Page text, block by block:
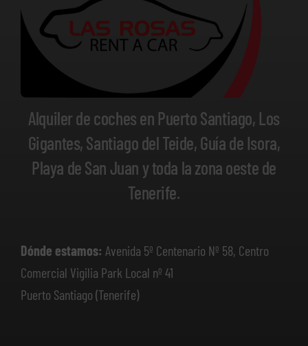
Alquiler de coches en Puerto Santiago, Los
Gigantes, Santiago del Teide, Guía de Isora,
Playa de San Juan y toda la zona oeste de
Tenerife.
Dónde estamos: Avenida 5º Centenario Nº 58, Centro
Comercial Vigilia Park Local nº 41
Puerto Santiago (Tenerife)